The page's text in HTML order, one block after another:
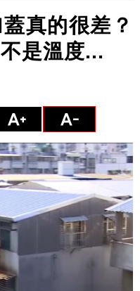
真的很差？
是溫度...